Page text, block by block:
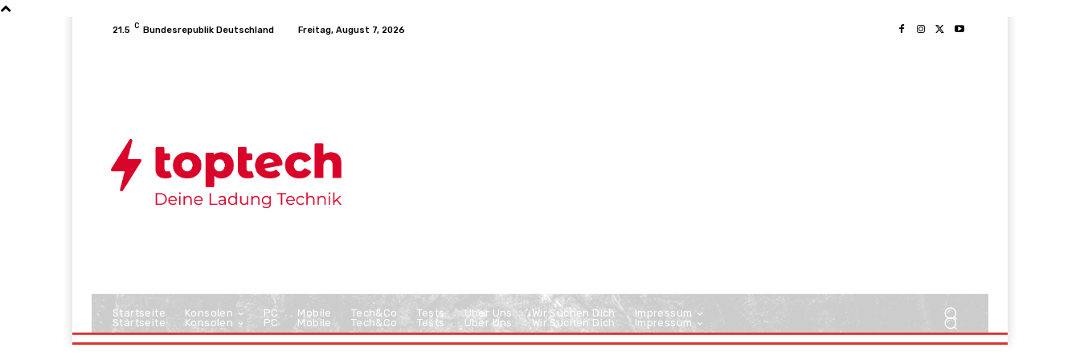
21.5 C Bundesrepublik Deutschland Freitag, August 7, 2026
Startseite Konsolen PC Mobile Tech&Co Tests Über Uns Wir Suchen Dich Impressum
Startseite Konsolen PC Mobile Tech&Co Tests Über Uns Wir Suchen Dich Impressum